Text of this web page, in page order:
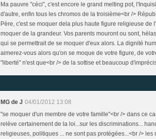
Ma pauvre "céci", c'est encore le grand melting pot,
d'autre, enfin tous les chromos de la troisième<br />
Père, c'est se moquer dela plus haute figure religieuse
moquer de la grandeur. Vos parents mouront ou sont,
qui se permettrait de se moquer d'eux alors. La dignité
aimerez-vous alors qu'on se moque de votre figure, de
"liberté" n'est que<br /> de la sottise et beaucoup
MG de J 04/01/2012 13:08
"se moquer d'un membre de votre famille"<br /> dans ce
relève certainement de la loi...sur les discriminations...
religieuses, politiques ... ne sont pas protégées...<br />